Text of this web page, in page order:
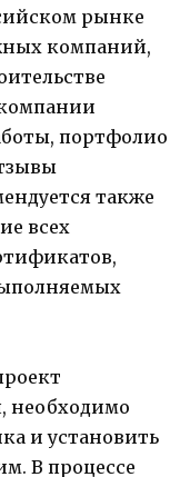
рынке
компаний,
портфолио
также
всех
необходимо
и установить
В процессе